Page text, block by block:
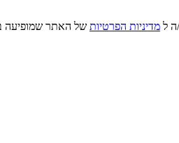
ה ל מדיניות הפרטיות של האתר שמופיעה